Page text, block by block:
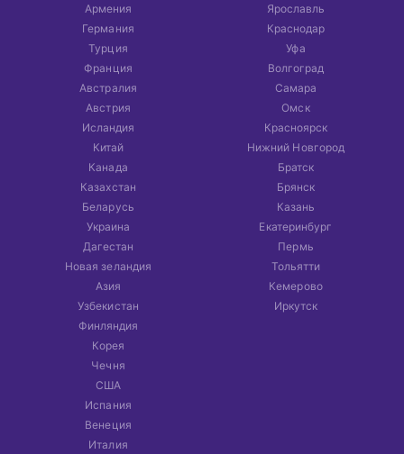
Армения
Германия
Турция
Франция
Австралия
Австрия
Исландия
Китай
Канада
Казахстан
Беларусь
Украина
Дагестан
Новая зеландия
Азия
Узбекистан
Финляндия
Корея
Чечня
США
Испания
Венеция
Италия
Ярославль
Краснодар
Уфа
Волгоград
Самара
Омск
Красноярск
Нижний Новгород
Братск
Брянск
Казань
Екатеринбург
Пермь
Тольятти
Кемерово
Иркутск